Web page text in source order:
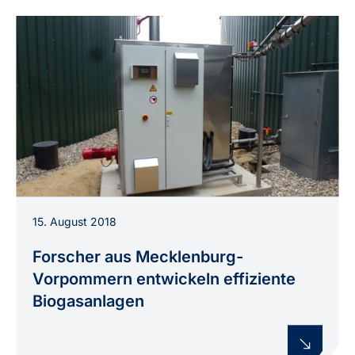
Unternehmen PRE Power Recycling
Energyservice bereits produzierte "Wave-Box",
die an eine Biogasanlage angeschlossen ist.
15. August 2018
Forscher aus Mecklenburg-
Vorpommern entwickeln effiziente
Biogasanlagen